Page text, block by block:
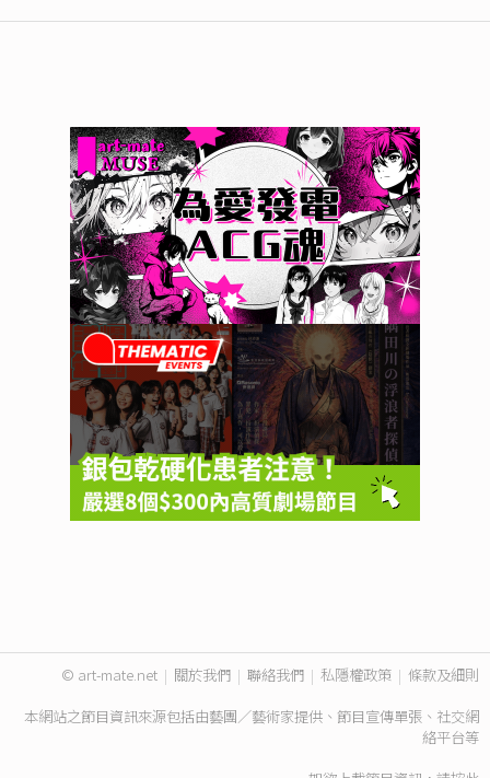
© art-mate.net | 關於我們 | 聯絡我們 | 私隱權政策 | 條款及細則
本網站之節目資訊來源包括由藝團／藝術家提供、節目宣傳單張、社交網
絡平台等